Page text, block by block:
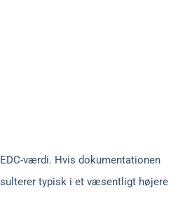
værdi. Hvis dokumentationen
typisk i et væsentligt højere